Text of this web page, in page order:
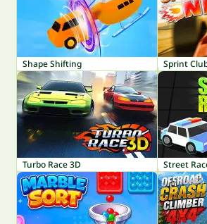
Shape Shifting Sprint
Turbo Race 3D Street